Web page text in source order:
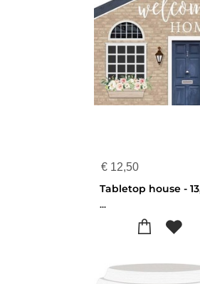
€ 12,50
...